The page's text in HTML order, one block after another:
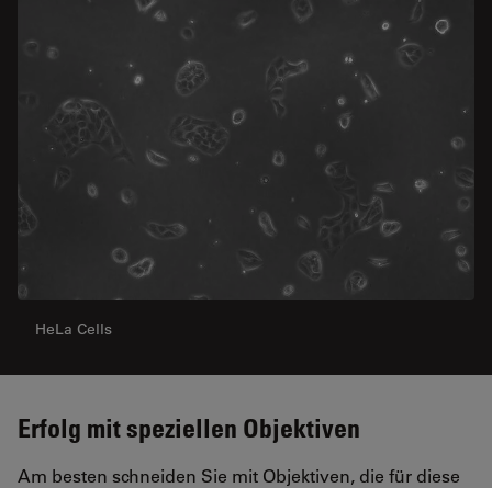
HeLa Cells
Erfolg mit speziellen Objektiven
Am besten schneiden Sie mit Objektiven, die für diese